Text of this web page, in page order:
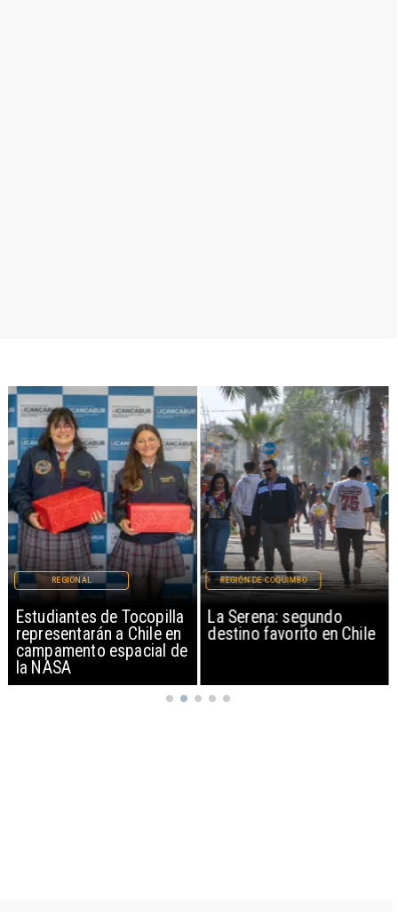
Estudiantes de Tocopilla
representarán a Chile en
campamento espacial de
la NASA
REGIONAL
La Serena: segundo
destino favorito en Chile
REGIÓN DE COQUIMBO